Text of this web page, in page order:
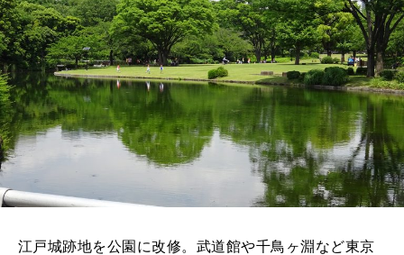
江戸城跡地を公園に改修。武道館や千鳥ヶ淵など東京